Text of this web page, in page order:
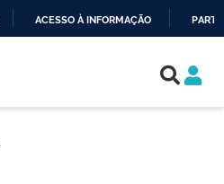
ACESSO À INFORMAÇÃO